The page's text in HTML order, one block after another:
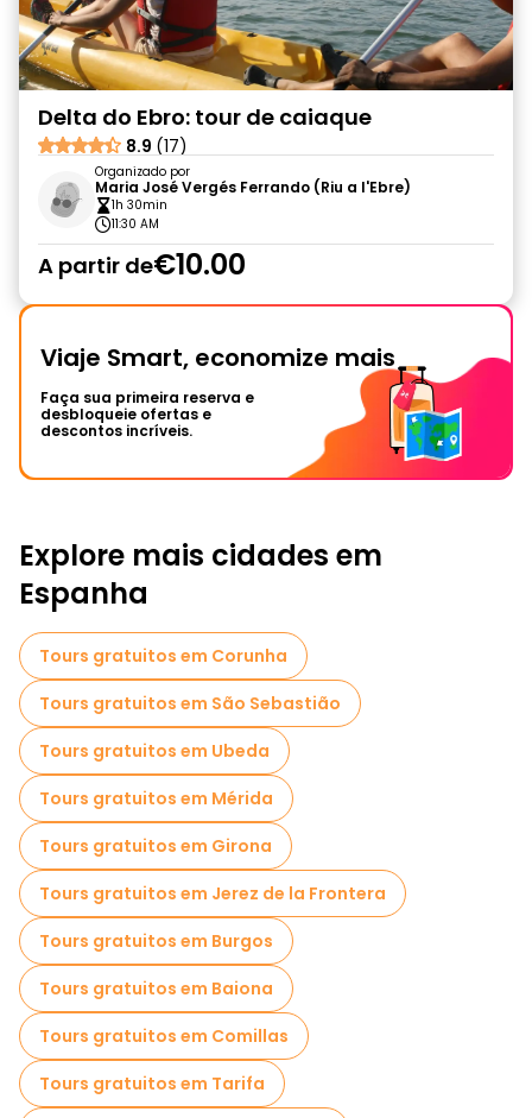
Delta do Ebro: tour de caiaque
8.9 (17)
Organizado por
Maria José Vergés Ferrando (Riu a l'Ebre)
1h 30min
11:30 AM
A partir de€10.00
Viaje Smart, economize mais
Faça sua primeira reserva e
desbloqueie ofertas e
descontos incríveis.
Explore mais cidades em
Espanha
Tours gratuitos em Corunha
Tours gratuitos em São Sebastião
Tours gratuitos em Ubeda
Tours gratuitos em Mérida
Tours gratuitos em Girona
Tours gratuitos em Jerez de la Frontera
Tours gratuitos em Burgos
Tours gratuitos em Baiona
Tours gratuitos em Comillas
Tours gratuitos em Tarifa